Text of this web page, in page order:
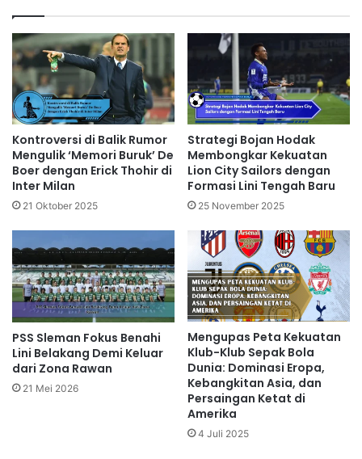
Kontroversi di Balik Rumor
Mengulik ‘Memori Buruk’ De
Boer dengan Erick Thohir di
Inter Milan
21 Oktober 2025
Strategi Bojan Hodak
Membongkar Kekuatan
Lion City Sailors dengan
Formasi Lini Tengah Baru
25 November 2025
PSS Sleman Fokus Benahi
Lini Belakang Demi Keluar
dari Zona Rawan
21 Mei 2026
Mengupas Peta Kekuatan
Klub-Klub Sepak Bola
Dunia: Dominasi Eropa,
Kebangkitan Asia, dan
Persaingan Ketat di
Amerika
4 Juli 2025